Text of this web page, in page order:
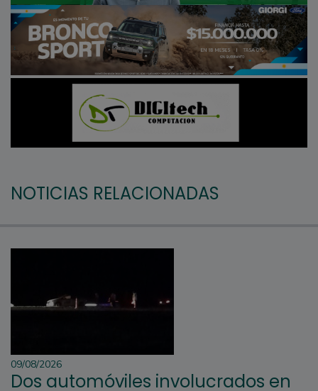
NOTICIAS RELACIONADAS
09/08/2026
Dos automóviles involucrados en